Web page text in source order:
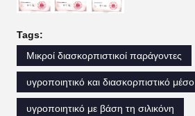
Tags:
Μικροί διασκορπιστικοί παράγοντες
υγροποιητικό και διασκορπιστικό μέσο
υγροποιητικό με βάση τη σιλικόνη